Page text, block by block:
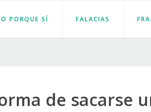
PORQUE SÍ FALACIAS
de sacarse